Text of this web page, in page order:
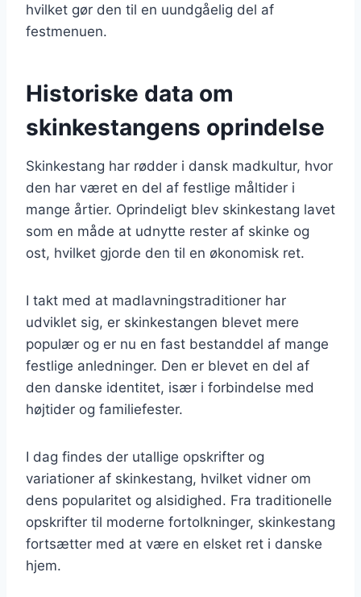
hvilket gør den til en uundgåelig del af
festmenuen.
Historiske data om
skinkestangens oprindelse
Skinkestang har rødder i dansk madkultur, hvor
den har været en del af festlige måltider i
mange årtier. Oprindeligt blev skinkestang lavet
som en måde at udnytte rester af skinke og
ost, hvilket gjorde den til en økonomisk ret.
I takt med at madlavningstraditioner har
udviklet sig, er skinkestangen blevet mere
populær og er nu en fast bestanddel af mange
festlige anledninger. Den er blevet en del af
den danske identitet, især i forbindelse med
højtider og familiefester.
I dag findes der utallige opskrifter og
variationer af skinkestang, hvilket vidner om
dens popularitet og alsidighed. Fra traditionelle
opskrifter til moderne fortolkninger, skinkestang
fortsætter med at være en elsket ret i danske
hjem.